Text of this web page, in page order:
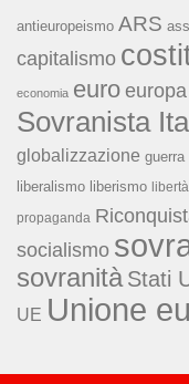
antieuropeismo ARS
capitalismo
economia euro europa
Sovranista
globalizzazione guerra
liberalismo liberismo libertà
propaganda
socialismo
sovranità Stati
UE Unione